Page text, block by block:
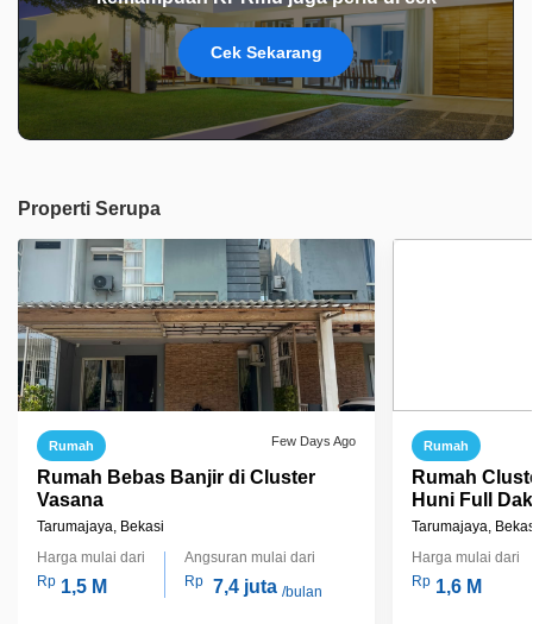
Cek Sekarang
Properti Serupa
Rumah Few Days Ago
Rumah Bebas Banjir di Cluster
Vasana
Tarumajaya, Bekasi
Harga mulai dari
Rp 1,5 M
Angsuran mulai dari
Rp 7,4 juta /bulan
Rumah
Rumah
Huni Full
Bagus di
Tarumajaya,
Harga mulai dari
Rp 1,6 M